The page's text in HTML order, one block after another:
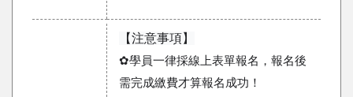
【注意事項】
✿學員一律採線上表單報名，報名後
需完成繳費才算報名成功！